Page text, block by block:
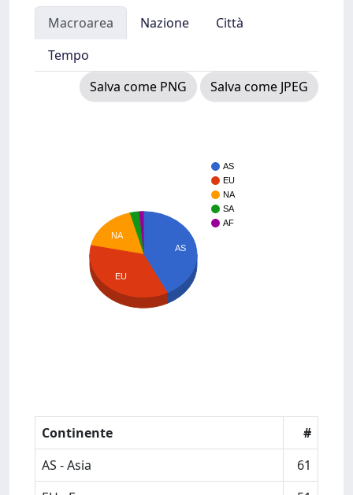
Macroarea Nazione
Città
Tempo
Salva come PNG
Salva come JPEG
AS
EU
NA
SA
AF
AS
NA
EU
Continente
#
AS - Asia
61